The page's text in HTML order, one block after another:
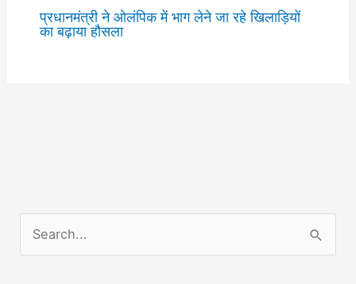
प्रधानमंत्री ने ओलंपिक में भाग लेने जा रहे खिलाड़ियों
का बढ़ाया हौसला